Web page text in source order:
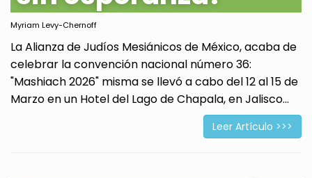
Myriam Levy-Chernoff
La Alianza de Judíos Mesiánicos de México, acaba de
celebrar la convención nacional número 36:
"Mashiach 2026" misma se llevó a cabo del 12 al 15 de
Marzo en un Hotel del Lago de Chapala, en Jalisco...
Leer Artículo >>>